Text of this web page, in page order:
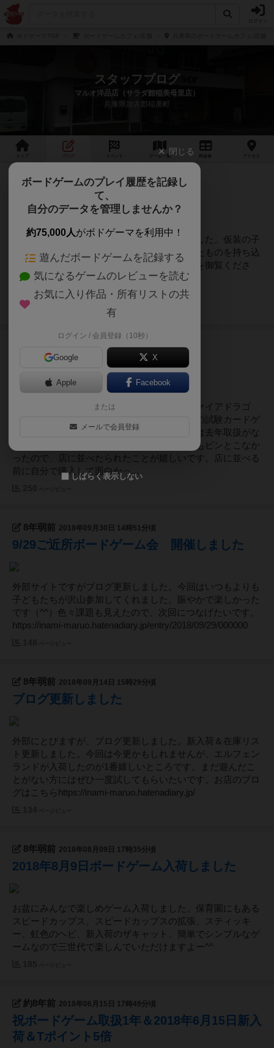
スタッフブログ
マルオ洋品店（サラダ館稲美母里店）
兵庫県加古郡稲美町
ゲーム 一覧 料金 アクセス
8年弱前 2018年10月29日 11時45分頃
ハロウィンなボードゲーム会
季節柄ハロウィンなボードゲーム会になりました。仮装の子
どもプラス大人、ゲームもオモチャを意識したものを持ち込
んでくださったり。詳しい内容な外部ブログを御覧くださ
い。https://inami-
maruo.hatenadiary.jp/entry/2018/10/28/201249
180
2018年10月13日 17時12分頃
黄色い箱入荷しました
今日は黄色い箱を中心に入荷しました。・ファイアドラゴ
ン・ラビットラリー・お宝はまぢか・オバケの試験カードゲ
ーム・お邪魔者個人的には「お宝はまぢか」は去年取扱がな
いかお問い合わせ頂いた時、どんなゲームかもピンとこなか
ったので、店に並べたられたことが嬉しいです。店に並べる
前に自分で購入して面白かっ...
8年弱前 2018年09月30日 14時51分頃
9/29ご近所ボードゲーム会 開催しました
外部サイトですがブログ更新しました。今回はいつもよりも
子どもたちが沢山参加してくれました。賑やかで楽しかった
です（^^）色々課題も見えたので、次回につなげたいです。
https://inami-maruo.hatenadiary.jp/entry/2018/09/29/000000
8年弱前 2018年09月14日 15時29分頃
ブログ更新しました
外部にとびますが、ブログ更新しました。新入荷＆在庫リス
ト更新しました。今回は今更かもしれませんが、エルフェン
ランドが入荷したのが1番嬉しいところです。まだ遊んだこ
とがない方にはぜひ一度試してもらいたいです。お店のブロ
グはこちらhttps://inami-maruo.hatenadiary.jp/
8年弱前 2018年08月09日 17時35分頃
2018年8月9日ボードゲーム入荷しました
お盆にみんなで楽しめゲーム入荷しました。保育園にもある
スピードカップス、スピードカップスの拡張、スティッキ
ー、虹色のヘビ、新入荷のザキャット。簡単でシンプルなゲ
ームなので三世代で楽しんでいただけますよー^^
約8年前 2018年06月15日 17時49分頃
祝ボードゲーム取扱1年＆2018年6月15日新入
荷＆Tポイント5倍
閉じる
ボードゲームのプレイ履歴を記録し
て、
自分のデータを管理しませんか？
約75,000人がボドゲーマを利用中！
遊んだボードゲームを記録する
気になるゲームのレビューを読む
お気に入り作品・所有リストの共
有
ログイン / 会員登録（10秒）
Google X
Apple Facebook
または
メールで会員登録
しばらく表示しない